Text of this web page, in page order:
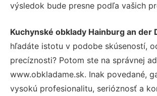
výsledok bude presne podľa vašich
Kuchynské obklady Hainburg an der
hľadáte istotu v podobe skúseností,
precíznosti? Potom ste na správnej
www.obkladame.sk. Inak povedané,
vysokú profesionalitu, serióznosť a